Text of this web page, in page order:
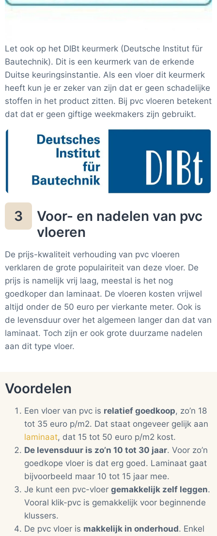
Let ook op het DIBt keurmerk (Deutsche Institut für
Bautechnik). Dit is een keurmerk van de erkende
Duitse keuringsinstantie. Als een vloer dit keurmerk
heeft kun je er zeker van zijn dat er geen schadelijke
stoffen in het product zitten. Bij pvc vloeren betekent
dat dat er geen giftige weekmakers zijn gebruikt.
3
Voor- en nadelen van pvc
vloeren
De prijs-kwaliteit verhouding van pvc vloeren
verklaren de grote populairiteit van deze vloer. De
prijs is namelijk vrij laag, meestal is het nog
goedkoper dan laminaat. De vloeren kosten vrijwel
altijd onder de 50 euro per vierkante meter. Ook is
de levensduur over het algemeen langer dan dat van
laminaat. Toch zijn er ook grote duurzame nadelen
aan dit type vloer.
Voordelen
Een vloer van pvc is relatief goedkoop, zo’n 18
tot 35 euro p/m2. Dat staat ongeveer gelijk aan
laminaat, dat 15 tot 50 euro p/m2 kost.
De levensduur is zo’n 10 tot 30 jaar. Voor zo’n
goedkope vloer is dat erg goed. Laminaat gaat
bijvoorbeeld maar 10 tot 15 jaar mee.
Je kunt een pvc-vloer gemakkelijk zelf leggen.
Vooral klik-pvc is gemakkelijk voor beginnende
klussers.
De pvc vloer is makkelijk in onderhoud. Enkel